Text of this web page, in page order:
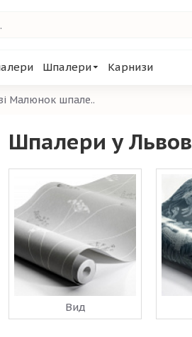
Шпалери Карнизи
Малюнок шпале..
Шпалери у
Вид